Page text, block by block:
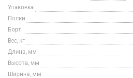
Упаковка
Полки
Борт
Вес, кг
Длина, мм
Высота, мм
Ширина, мм